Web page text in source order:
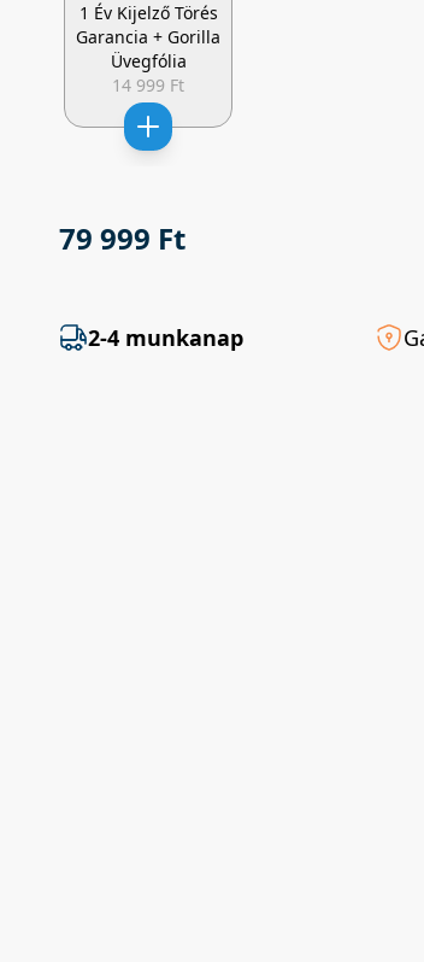
1 Év Kijelző Törés
Garancia + Gorilla
Üvegfólia
14 999 Ft
79 999 Ft
2-4 munkanap